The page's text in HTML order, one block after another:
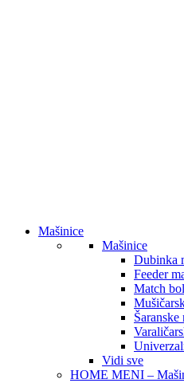
Mašinice
Mašinice
Dubinka
Feeder
Match
Šaranske
Vidi sve
HOME MENI –